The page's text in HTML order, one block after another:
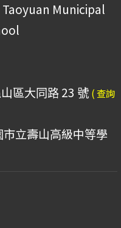
Taoyuan Municipal
區大同路 23 號 ( 查詢
市立壽山高級中等學